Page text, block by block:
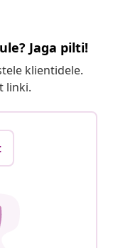
Jaga pilti!
klientidele.
linki.